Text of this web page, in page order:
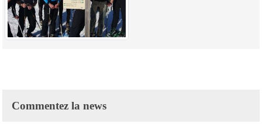
Commentez la news